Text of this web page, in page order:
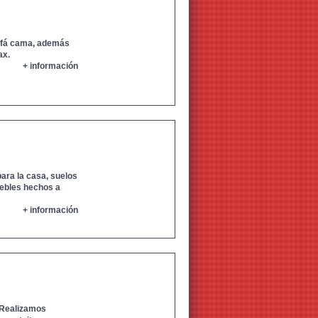
cama, además
+ información
la casa, suelos
hechos a
+ información